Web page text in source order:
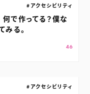
で作ってる？僕な
みる。
カテゴリ：
#アクセシビリティ
スキ：
46Shares
カテゴリ：
#アクセシビリティ